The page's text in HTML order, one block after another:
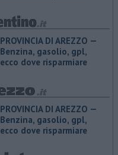
PROVINCIA DI AREZZO — ​
Benzina, gasolio, gpl,
ecco dove risparmiare
PROVINCIA DI AREZZO — ​
Benzina, gasolio, gpl,
ecco dove risparmiare